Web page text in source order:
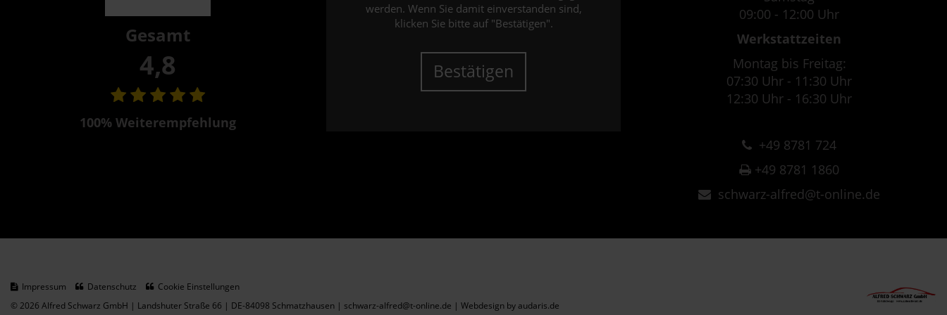
Gesamt
4,8
100% Weiterempfehlung
werden. Wenn Sie damit einverstanden sind,
klicken Sie bitte auf "Bestätigen".
Bestätigen
09:00 - 12:00 Uhr
Werkstattzeiten
Montag bis Freitag:
07:30 Uhr - 11:30 Uhr
12:30 Uhr - 16:30 Uhr
+49 8781 724
+49 8781 1860
schwarz-alfred@t-online.de
Impressum Datenschutz
Cookie Einstellungen
© 2026 Alfred Schwarz GmbH | Landshuter Straße 66 | DE-84098 Schmatzhausen | schwarz-alfred@t-online.de | Webdesign by audaris.de